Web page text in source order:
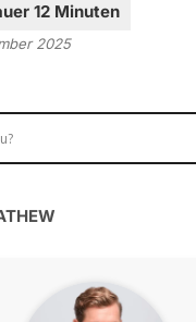
2025